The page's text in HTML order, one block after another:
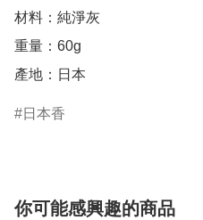
材料：純淨灰
重量：60g
產地：日本
日本香
你可能感興趣的商品